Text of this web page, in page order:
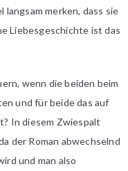
langsam merken, dass sie
Liebesgeschichte ist das
wenn die beiden beim
und für beide das auf
In diesem Zwiespalt
der Roman abwechselnd
und man also